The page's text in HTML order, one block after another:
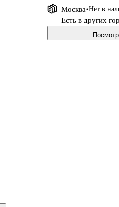
Москва Нет в
Есть в других